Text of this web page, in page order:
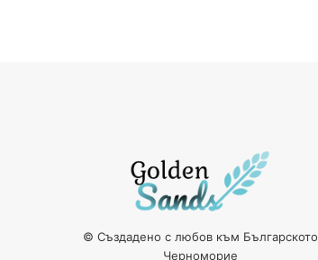
© Създадено с любов към Българското
Черноморие